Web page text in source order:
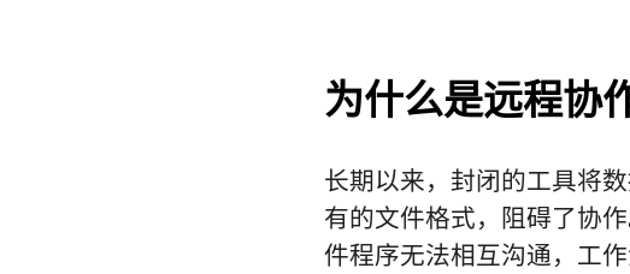
为什么是远程协
长期以来，封闭的工具将
有的文件格式，阻碍了协
件程序无法相互沟通，工